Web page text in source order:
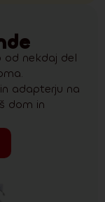
od nekdaj del
adapterju na
dom in